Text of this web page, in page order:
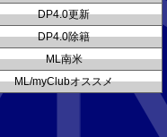
DP4.0更新
DP4.0除籍
ML南米
ML/myClubオススメ